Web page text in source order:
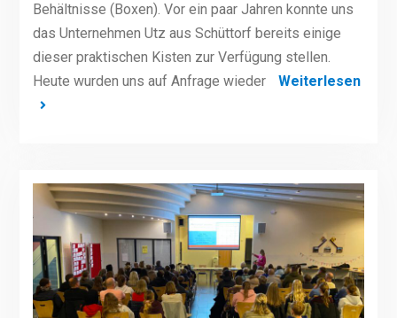
Behältnisse (Boxen). Vor ein paar Jahren konnte uns
das Unternehmen Utz aus Schüttorf bereits einige
dieser praktischen Kisten zur Verfügung stellen.
Heute wurden uns auf Anfrage wieder
Weiterlesen